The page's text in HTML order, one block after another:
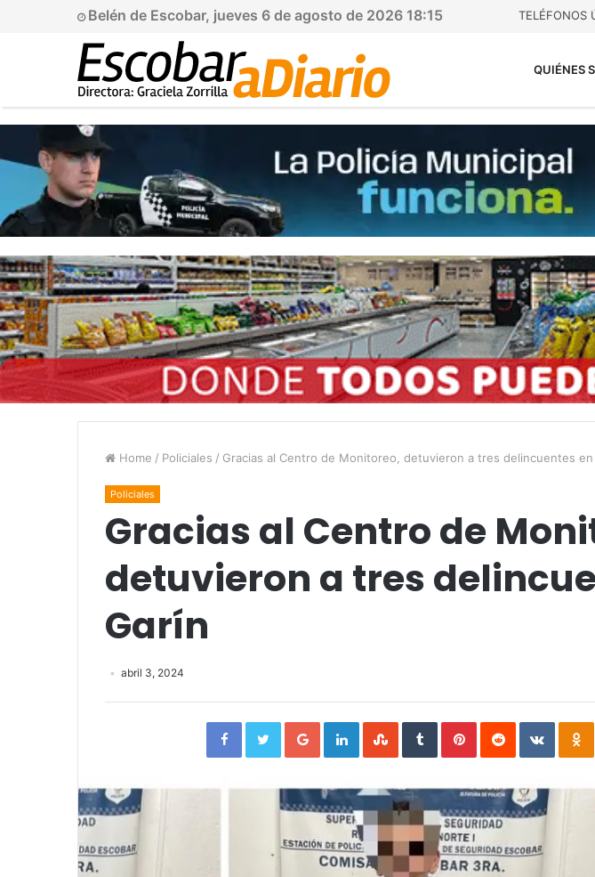
Belén de Escobar, jueves 6 de agosto de 2026 18:15 TELÉFONOS
QUIÉNES
Home / Policiales / Gracias al Centro de Monitoreo, detuvieron a tres delincuentes en
Policiales
Gracias al Centro de
detuvieron a tres
Garín
abril 3, 2024
FacebookTwitterGoogle+LinkedInStumbleUpon
TumblrPinterestReddit